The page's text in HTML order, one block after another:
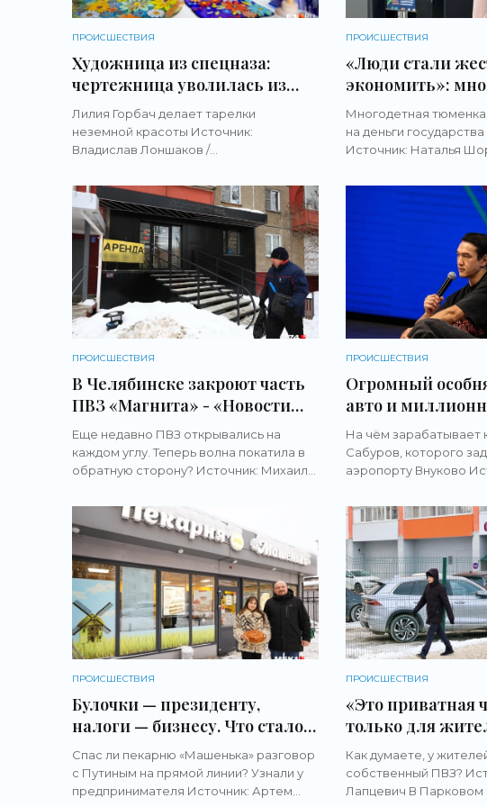
ПРОИСШЕСТВИЯ
Художница из спецназа:
чертежница уволилась из
армии и пошла мыть полы,
чтобы выучиться плавить
стекло - «Новости бизнеса»
Лилия Горбач делает тарелки
неземной красоты Источник:
Владислав Лоншаков /
больше 20 лет создает произведения
искусства из цветного стекла. За ее
плечами — служба
ПРОИСШЕСТВИЯ
«Люди стали
экономить»:
мать открыла
деньги
кризиса и
Многодетная
на деньги
Источник: Наталья
стало непросто,
предприниматели из-
ПРОИСШЕСТВИЯ
В Челябинске закроют часть
ПВЗ «Магнита» - «Новости
бизнеса»
Еще недавно ПВЗ открывались на
каждом углу. Теперь волна покатила в
обратную сторону? Источник: Михаил
заказов маркетплейса «Магнит
Маркет» (бывший KazanExpress)
ПРОИСШЕСТВИЯ
Огромный
авто и
гонорары? На
комик Сабуров,
запретили въезд
На чём зарабатывает
Сабуров, которого
аэропорту Внуково
Нурлану Сабурову
Россию на 50 лет,
ПРОИСШЕСТВИЯ
Булочки — президенту,
налоги — бизнесу. Что стало с
пекарней «Машенька» после
разговора с Путиным на
прямой линии - «Новости
Спас ли пекарню «Машенька» разговор
с Путиным на прямой линии? Узнали у
предпринимателя Источник: Артем
ПРОИСШЕСТВИЯ
«Это приватная
только для
Челябинцев
открытие
Wildberries в
Как думаете, у
собственный ПВЗ?
Лапцевич В Парковом